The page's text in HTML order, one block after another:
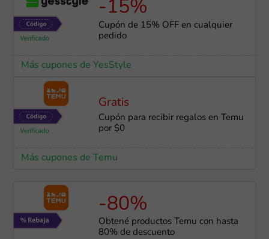
-15%
Cupón de 15% OFF en cualquier
pedido
Más cupones de YesStyle
Gratis
Cupón para recibir regalos en Temu
por $0
Más cupones de Temu
-80%
Obtené productos Temu con hasta
80% de descuento